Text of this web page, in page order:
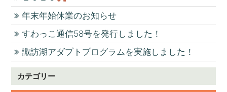
年末年始休業のお知らせ
すわっこ通信58号を発行しました！
諏訪湖アダプトプログラムを実施しました！
カテゴリー